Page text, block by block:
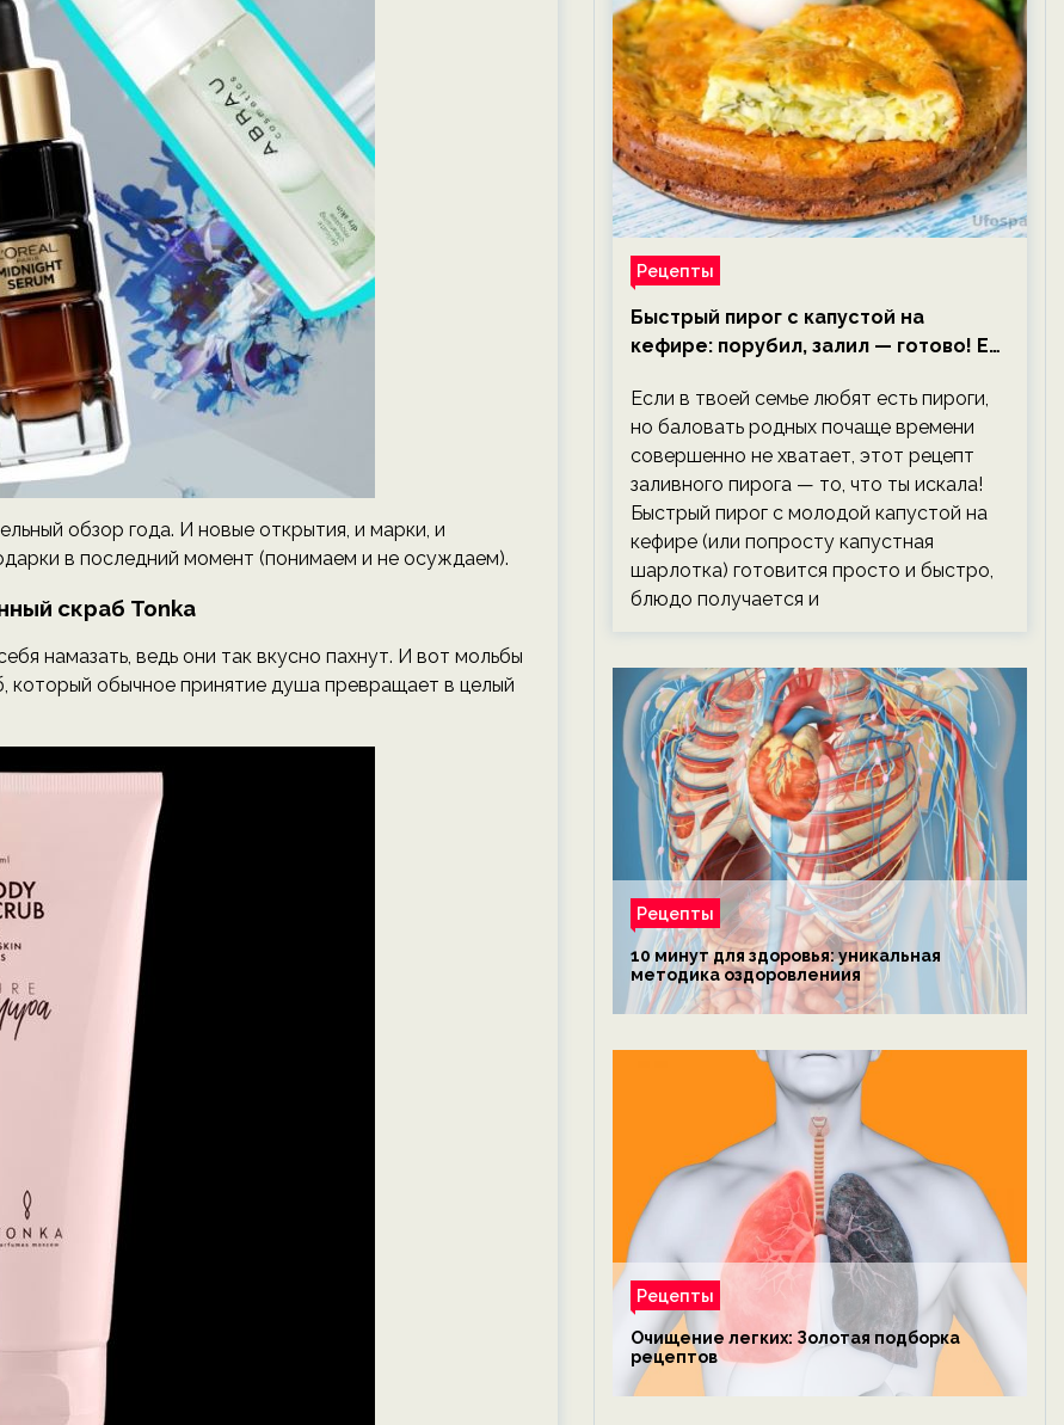
обзор года. И новые открытия, и марки, и
в последний момент (понимаем и не осуждаем).
скраб Tonka
намазать, ведь они так вкусно пахнут. И вот мольбы
обычное принятие душа превращает в целый
Рецепты
Быстрый пирог с капустой на
кефире: порубил, залил — готово! Ем,
Если в твоей семье любят есть пироги,
но баловать родных почаще времени
совершенно не хватает, этот рецепт
заливного пирога — то, что ты искала!
Быстрый пирог с молодой капустой на
кефире (или попросту капустная
шарлотка) готовится просто и быстро,
блюдо получается и
Рецепты
10 минут для здоровья: уникальная
методика оздоровлениия
Рецепты
Очищение легких: Золотая подборка
рецептов